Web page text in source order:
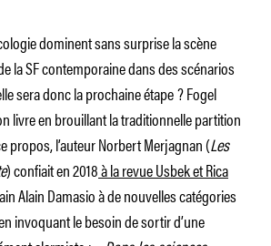
dominent sans surprise la scène
la SF contemporaine dans des scénarios
sera donc la prochaine étape ? Fogel
livre en brouillant la traditionnelle partition
propos, l’auteur Norbert Merjagnan (Les
) confiait en 2018à la revueUsbek et Rica
Alain Damasio à de nouvelles catégories
invoquant le besoin de sortir d’une